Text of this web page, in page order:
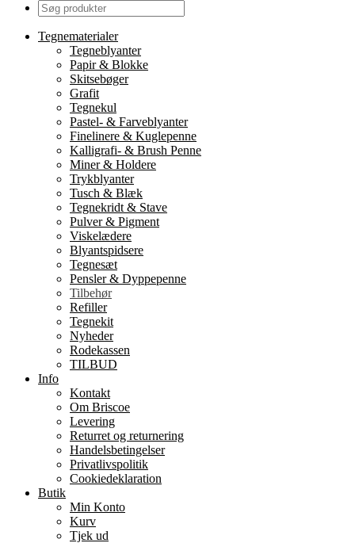
Tegnematerialer
Tegneblyanter
Papir & Blokke
Skitsebøger
Grafit
Tegnekul
Pastel- & Farveblyanter
Finelinere & Kuglepenne
Kalligrafi- & Brush Penne
Miner & Holdere
Trykblyanter
Tusch & Blæk
Tegnekridt & Stave
Pulver & Pigment
Viskelædere
Blyantspidsere
Tegnesæt
Pensler & Dyppepenne
Tilbehør
Refiller
Tegnekit
Nyheder
Rodekassen
TILBUD
Info
Kontakt
Om Briscoe
Levering
Returret og returnering
Handels­betingelser
Privatlivspolitik
Cookiedeklaration
Butik
Min Konto
Kurv
Tjek ud